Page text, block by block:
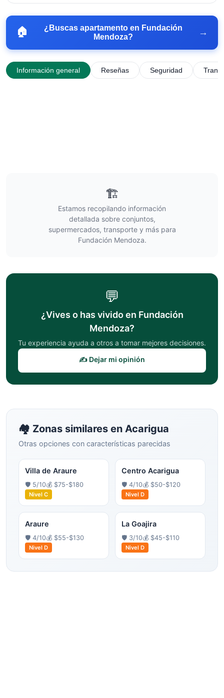
🏠 ¿Buscas apartamento en Fundación
Mendoza? →
Información general Reseñas Seguridad
🏗️
Estamos recopilando información
detallada sobre conjuntos,
supermercados, transporte y más para
Fundación Mendoza.
💬
¿Vives o has vivido en Fundación
Mendoza?
Tu experiencia ayuda a otros a tomar mejores decisiones.
✍️ Dejar mi opinión
🏘️ Zonas similares en Acarigua
Otras opciones con características parecidas
Villa de Araure
🛡️ 5/10💰 $75-$180
Nivel C
Centro Acarigua
🛡️ 4/10💰 $50-$120
Nivel D
Araure
🛡️ 4/10💰 $55-$130
Nivel D
La Goajira
🛡️ 3/10💰 $45-$110
Nivel D